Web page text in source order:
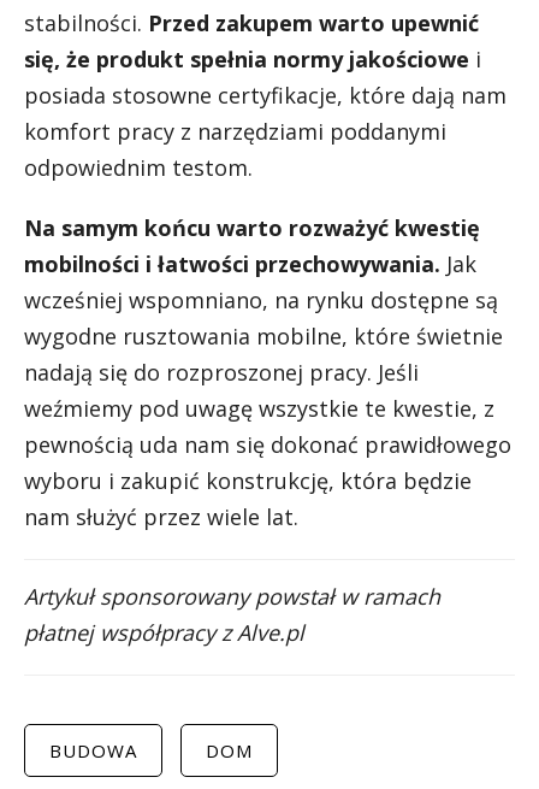
stabilności. Przed zakupem warto upewnić
się, że produkt spełnia normy jakościowe i
posiada stosowne certyfikacje, które dają nam
komfort pracy z narzędziami poddanymi
odpowiednim testom.
Na samym końcu warto rozważyć kwestię
mobilności i łatwości przechowywania. Jak
wcześniej wspomniano, na rynku dostępne są
wygodne rusztowania mobilne, które świetnie
nadają się do rozproszonej pracy. Jeśli
weźmiemy pod uwagę wszystkie te kwestie, z
pewnością uda nam się dokonać prawidłowego
wyboru i zakupić konstrukcję, która będzie
nam służyć przez wiele lat.
Artykuł sponsorowany powstał w ramach
płatnej współpracy z Alve.pl
BUDOWA DOM